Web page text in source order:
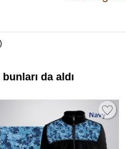
da aldı